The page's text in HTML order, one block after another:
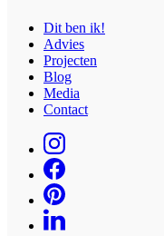
Dit ben ik!
Advies
Projecten
Blog
Media
Contact